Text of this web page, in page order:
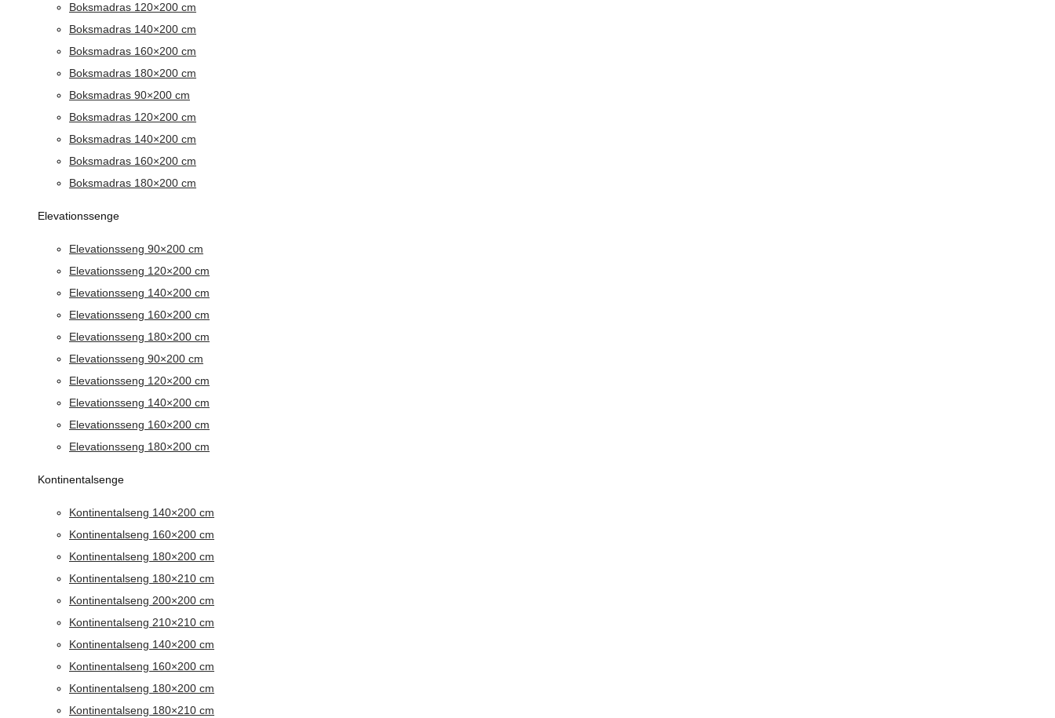
Boksmadras 120×200 cm
Boksmadras 140×200 cm
Boksmadras 160×200 cm
Boksmadras 180×200 cm
Boksmadras 90×200 cm
Boksmadras 120×200 cm
Boksmadras 140×200 cm
Boksmadras 160×200 cm
Boksmadras 180×200 cm
Elevationssenge
Elevationsseng 90×200 cm
Elevationsseng 120×200 cm
Elevationsseng 140×200 cm
Elevationsseng 160×200 cm
Elevationsseng 180×200 cm
Elevationsseng 90×200 cm
Elevationsseng 120×200 cm
Elevationsseng 140×200 cm
Elevationsseng 160×200 cm
Elevationsseng 180×200 cm
Kontinentalsenge
Kontinentalseng 140×200 cm
Kontinentalseng 160×200 cm
Kontinentalseng 180×200 cm
Kontinentalseng 180×210 cm
Kontinentalseng 200×200 cm
Kontinentalseng 210×210 cm
Kontinentalseng 140×200 cm
Kontinentalseng 160×200 cm
Kontinentalseng 180×200 cm
Kontinentalseng 180×210 cm